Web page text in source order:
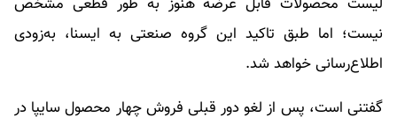
نیست؛ اما طبق تاکید این گروه صنعتی به ایسنا، به‌زودی
اطلاع‌رسانی خواهد شد.
گفتنی است، پس از لغو دور قبلی فروش چهار محصول سایپا در